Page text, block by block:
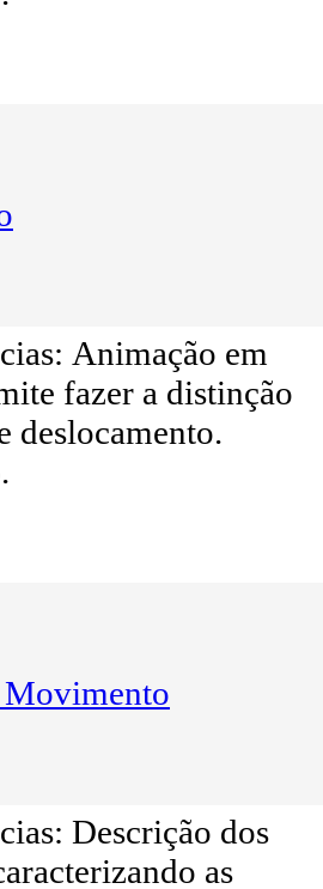
Animação em
fazer a distinção
deslocamento.
Descrição dos
as